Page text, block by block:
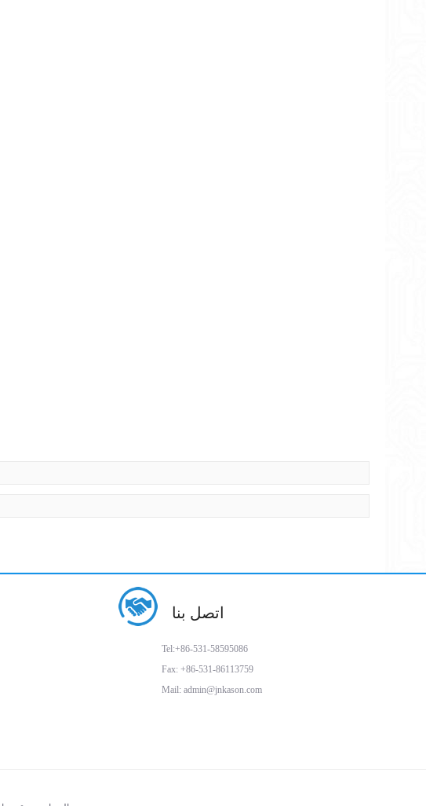
اتصل بنا
Tel:+86-531-58595086
Fax: +86-531-86113759
Mail: admin@jnkason.com